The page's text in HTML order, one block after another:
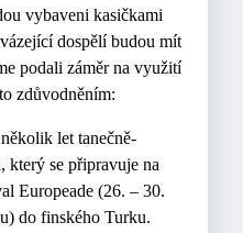
vybaveni kasičkami
dospělí budou mít
podali záměr na využití
zdůvodněním:
let tanečně-
který se připravuje na
Europeade (26. – 30.
do finského Turku.